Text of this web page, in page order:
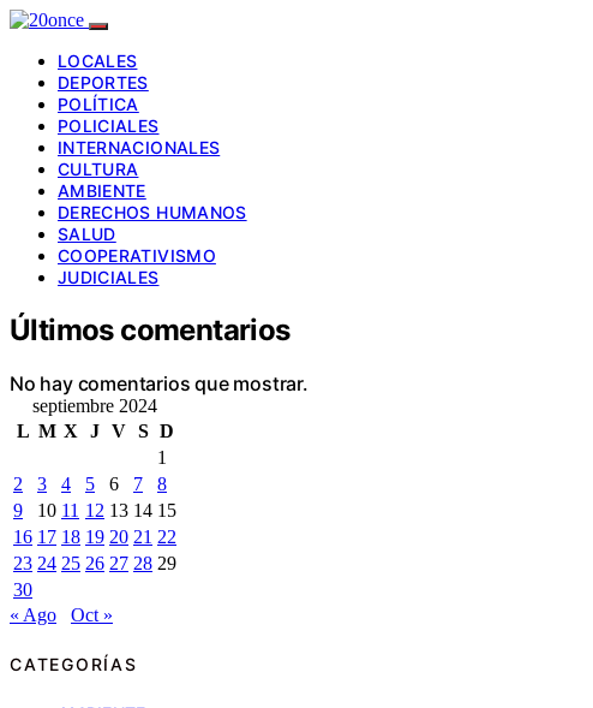
LOCALES
DEPORTES
POLÍTICA
POLICIALES
INTERNACIONALES
CULTURA
AMBIENTE
DERECHOS HUMANOS
SALUD
COOPERATIVISMO
JUDICIALES
Últimos comentarios
No hay comentarios que mostrar.
septiembre 2024
L M X J V S D
1
2
3 4 5 6 7
8
9
10 11 12 13 14 15
16 17 18 19 20 21 22
23 24 25 26 27 28 29
30
« Ago
Oct »
CATEGORÍAS